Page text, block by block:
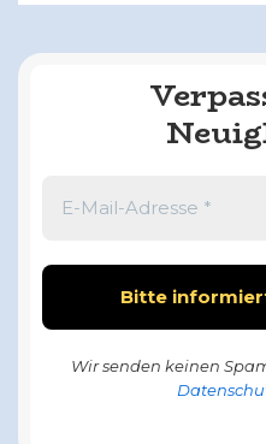
Wir senden keinen